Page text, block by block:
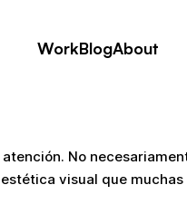
WorkBlogAbout
No
visual que